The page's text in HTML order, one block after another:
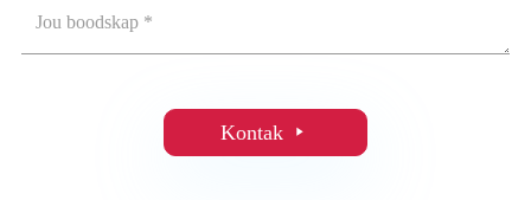
Kontak 